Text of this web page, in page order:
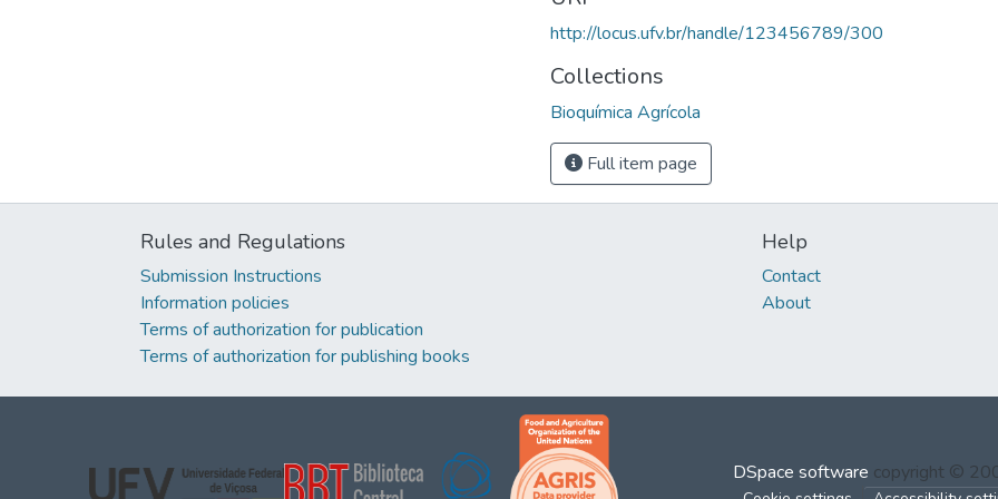
http://locus.ufv.br/handle/123456789/300
Collections
Bioquímica Agrícola
Full item page
Rules and Regulations
Submission Instructions
Information policies
Terms of authorization for publication
Terms of authorization for publishing books
Help
Contact
About
DSpace software copyright ©